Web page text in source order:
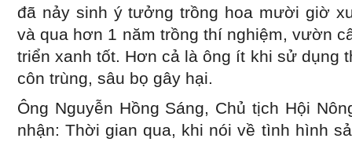
đã nảy sinh ý tưởng trồng hoa mười giờ
và qua hơn 1 năm trồng thí nghiệm, vườn
triển xanh tốt. Hơn cả là ông ít khi sử dụng
côn trùng, sâu bọ gây hại.
Ông Nguyễn Hồng Sáng, Chủ tịch Hội
nhận: Thời gian qua, khi nói về tình hình